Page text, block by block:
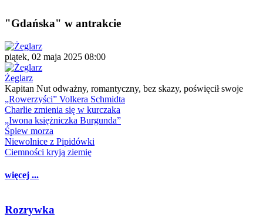
"Gdańska" w antrakcie
piątek, 02 maja 2025 08:00
Żeglarz
Kapitan Nut odważny, romantyczny, bez skazy, poświęcił swoje
„Rowerzyści” Volkera Schmidta
Charlie zmienia się w kurczaka
„Iwona księżniczka Burgunda”
Śpiew morza
Niewolnice z Pipidówki
Ciemności kryją ziemię
więcej ...
Rozrywka